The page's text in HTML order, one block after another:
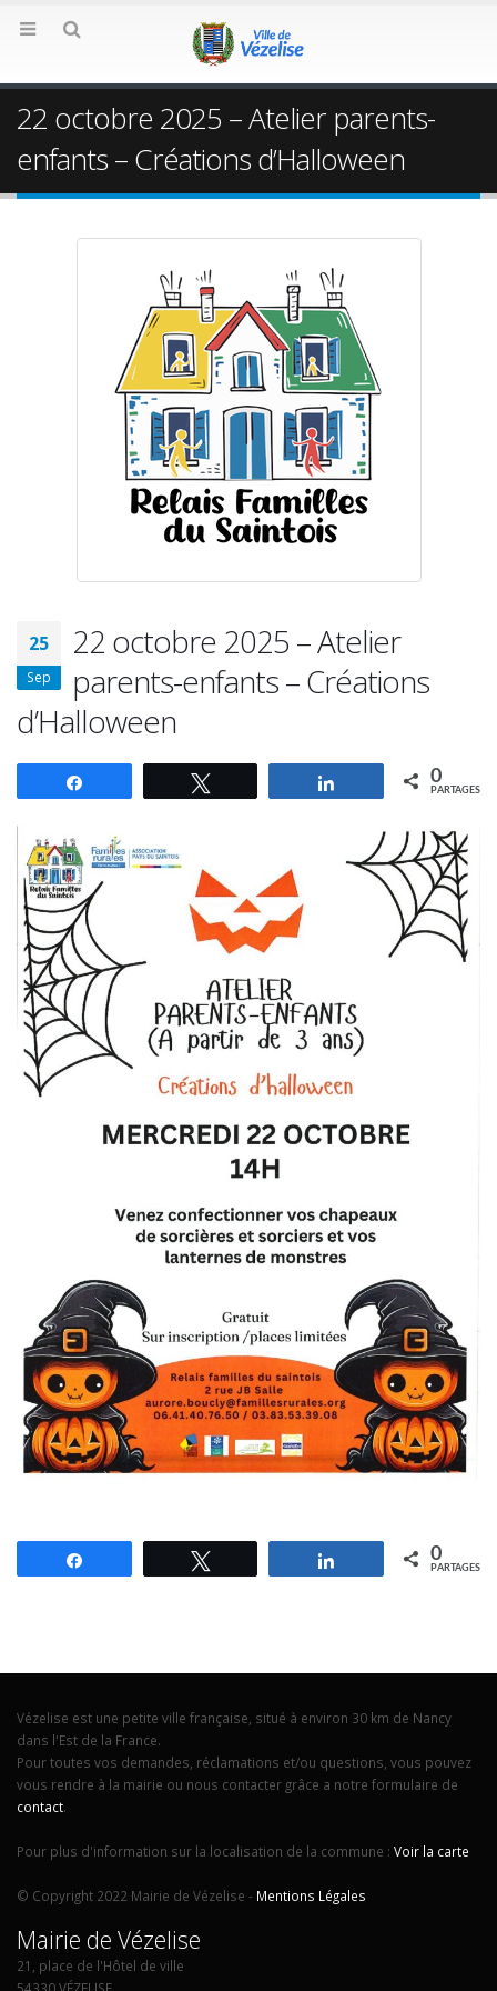
22 octobre 2025 – Atelier parents-
enfants – Créations d’Halloween
25
Sep
22 octobre 2025 – Atelier
parents-enfants – Créations
d’Halloween
Partagez 0
PARTAGES
Partagez 0
PARTAGES
Vézelise est une petite ville française, situé à environ 30 km de Nancy
dans l'Est de la France.
Pour toutes vos demandes, réclamations et/ou questions, vous pouvez
vous rendre à la mairie ou nous contacter grâce a notre formulaire de
contact.
Pour plus d'information sur la localisation de la commune : Voir la carte
© Copyright 2022 Mairie de Vézelise - Mentions Légales
Mairie de Vézelise
21, place de l'Hôtel de ville